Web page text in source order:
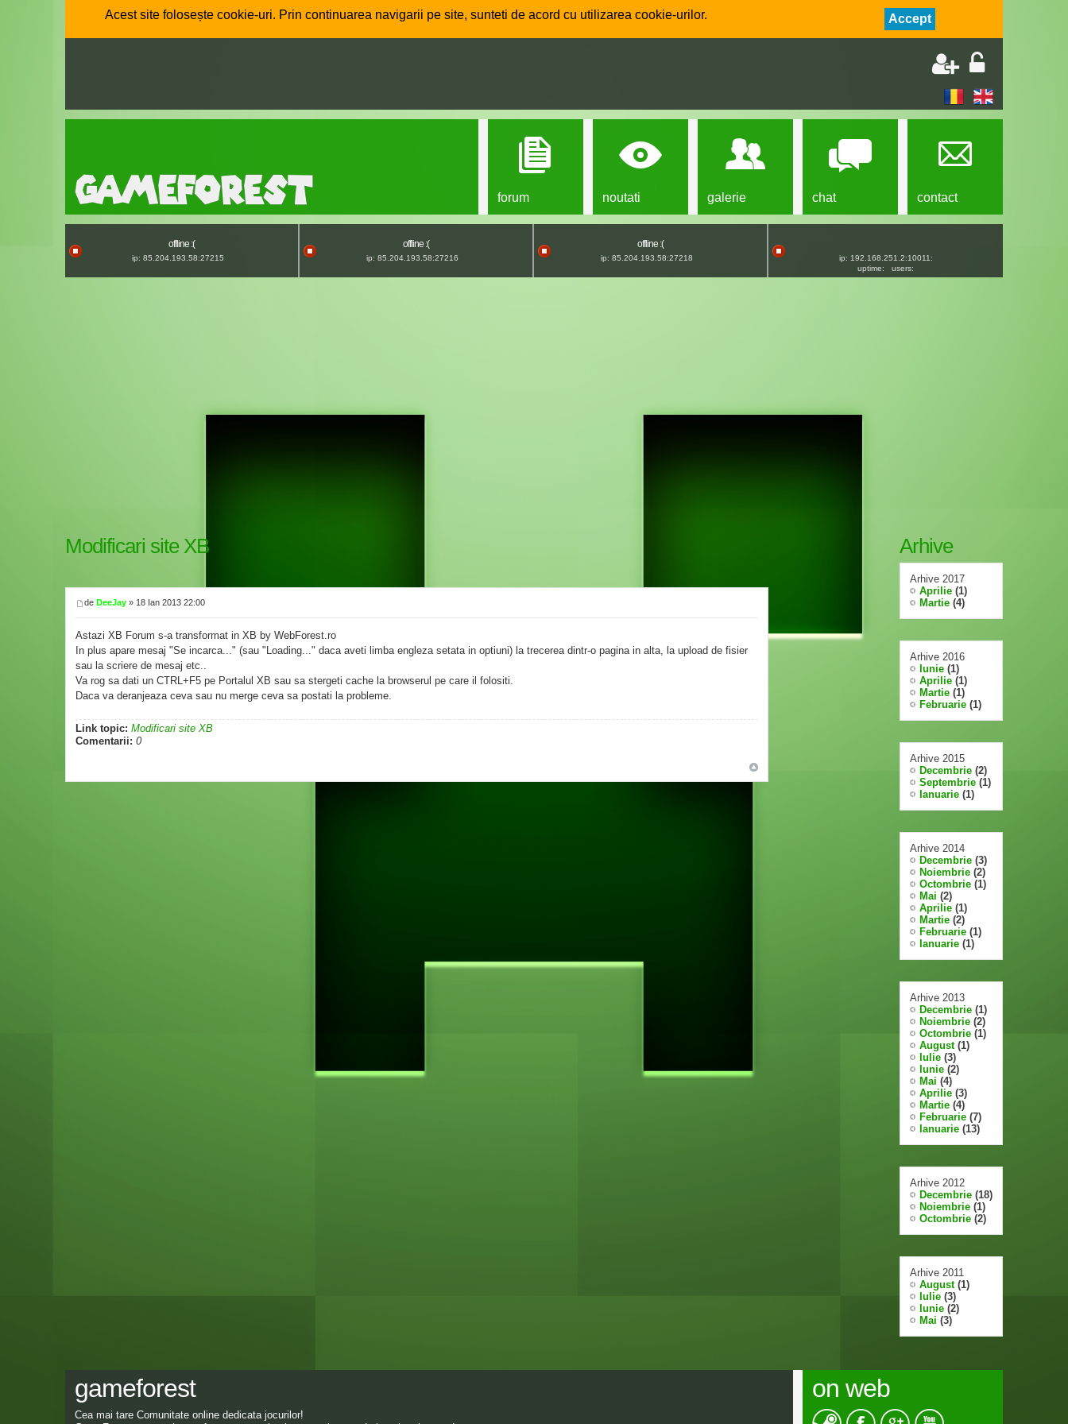
Acest site folosește cookie-uri. Prin continuarea navigarii pe site, sunteti de acord cu utilizarea cookie-urilor. Accept
forum noutati galerie chat contact
offline :(
ip: 85.204.193.58:27215
offline :(
ip: 85.204.193.58:27216
offline :(
ip: 85.204.193.58:27218
ip: 192.168.251.2:10011:
uptime:
users:
Modificari site XB
de DeeJay » 18 Ian 2013 22:00
Astazi XB Forum s-a transformat in XB by WebForest.ro
In plus apare mesaj "Se incarca..." (sau "Loading..." daca aveti limba engleza setata in optiuni) la trecerea dintr-o pagina in alta, la upload de fisier
sau la scriere de mesaj etc..
Va rog sa dati un CTRL+F5 pe Portalul XB sau sa stergeti cache la browserul pe care il folositi.
Daca va deranjeaza ceva sau nu merge ceva sa postati la probleme.
Link topic: Modificari site XB
Comentarii: 0
Arhive
Arhive 2017
Aprilie (1)
Martie (4)
Arhive 2016
Iunie (1)
Aprilie (1)
Martie (1)
Februarie (1)
Arhive 2015
Decembrie (2)
Septembrie (1)
Ianuarie (1)
Arhive 2014
Decembrie (3)
Noiembrie (2)
Octombrie (1)
Mai (2)
Aprilie (1)
Martie (2)
Februarie (1)
Ianuarie (1)
Arhive 2013
Decembrie (1)
Noiembrie (2)
Octombrie (1)
August(1)
Iulie (3)
Iunie (2)
Mai (4)
Aprilie (3)
Martie (4)
Februarie (7)
Ianuarie (13)
Arhive 2012
Decembrie (18)
Noiembrie (1)
Octombrie (2)
Arhive 2011
August(1)
Iulie (3)
Iunie (2)
Mai (3)
gameforest
Cea mai tare Comunitate online dedicata jocurilor!
on web